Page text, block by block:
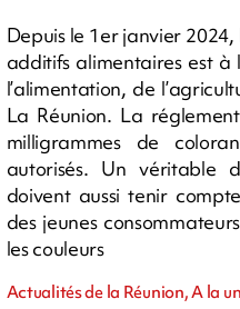
Depuis le 1er janvier
additifs alimentaires est
l’alimentation, de
La Réunion. La
milligrammes de
autorisés. Un véritable
doivent aussi tenir
des jeunes
les couleurs
Actualités de la Réunion, A la